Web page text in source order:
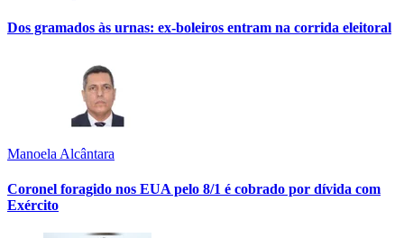
Dos gramados às urnas: ex-boleiros entram na corrida eleitoral
Manoela Alcântara
Coronel foragido nos EUA pelo 8/1 é cobrado por dívida com
Exército